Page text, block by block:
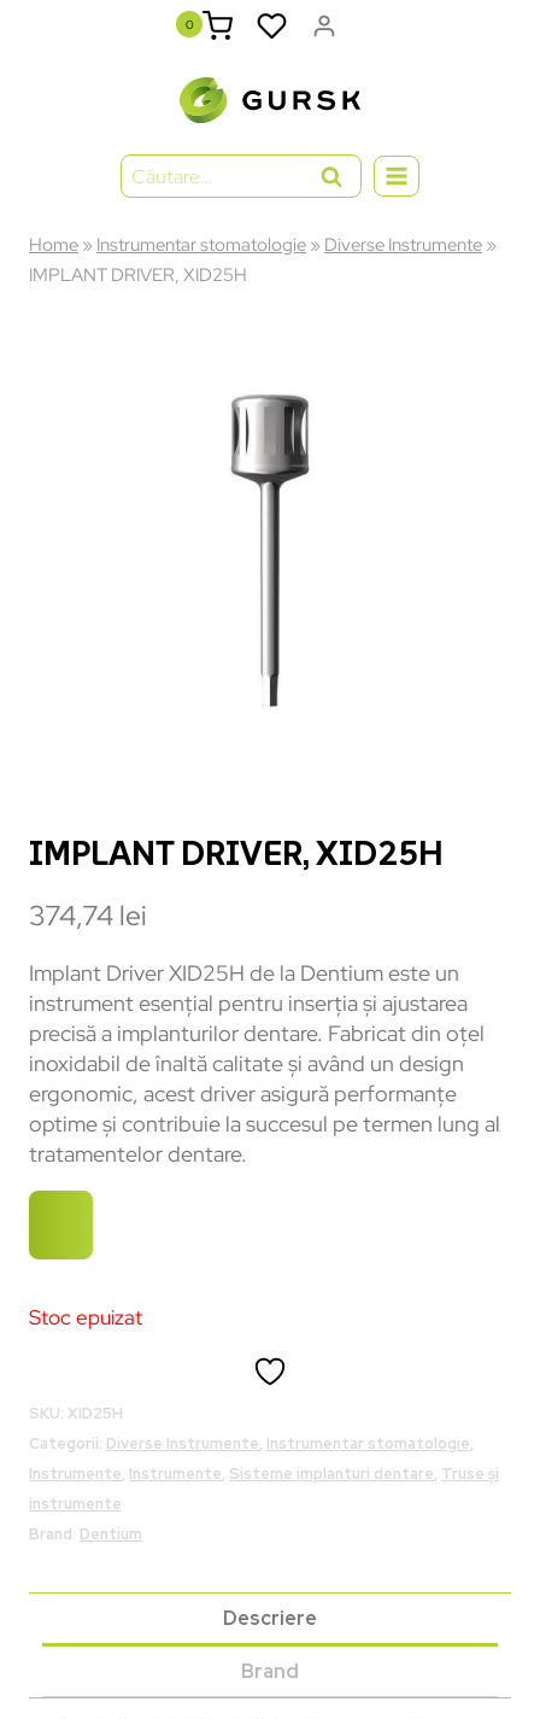
0
Home»Instrumentar stomatologie»Diverse Instrumente»
IMPLANT DRIVER, XID25H
IMPLANT DRIVER, XID25H
374,74 lei
Implant Driver XID25H de la Dentium este un
instrument esențial pentru inserția și ajustarea
precisă a implanturilor dentare. Fabricat din oțel
inoxidabil de înaltă calitate și având un design
ergonomic, acest driver asigură performanțe
optime și contribuie la succesul pe termen lung al
tratamentelor dentare.
Stoc epuizat
SKU: XID25H
Categorii: Diverse Instrumente, Instrumentar stomatologie,
Instrumente, Instrumente, Sisteme implanturi dentare, Truse și
instrumente
Brand: Dentium
Descriere
Brand